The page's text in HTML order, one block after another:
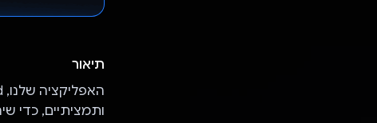
תיאור